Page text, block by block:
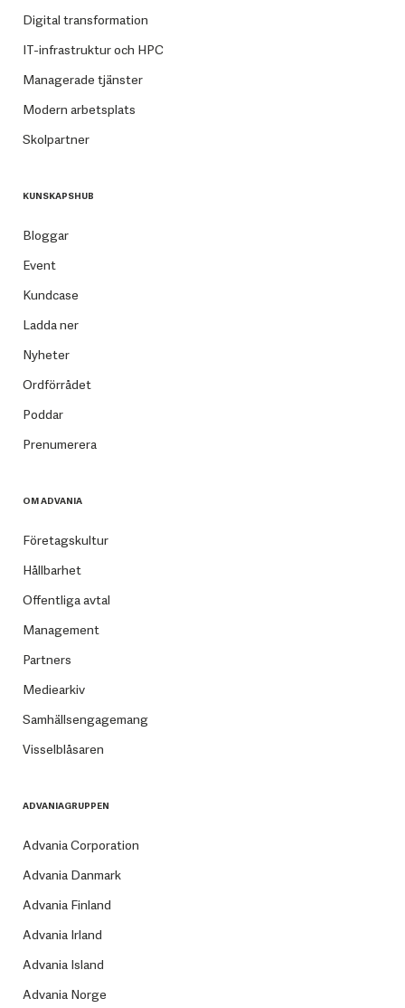
Digital transformation
IT-infrastruktur och HPC
Managerade tjänster
Modern arbetsplats
Skolpartner
KUNSKAPSHUB
Bloggar
Event
Kundcase
Ladda ner
Nyheter
Ordförrådet
Poddar
Prenumerera
OM ADVANIA
Företagskultur
Hållbarhet
Offentliga avtal
Management
Partners
Mediearkiv
Samhällsengagemang
Visselblåsaren
ADVANIAGRUPPEN
Advania Corporation
Advania Danmark
Advania Finland
Advania Irland
Advania Island
Advania Norge